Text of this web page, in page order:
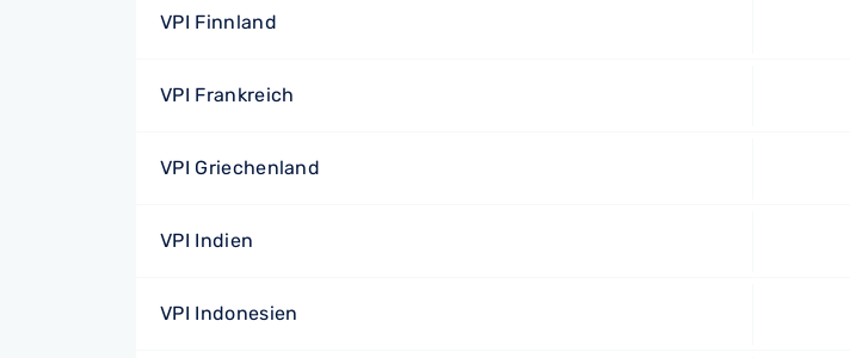
VPI Finnland
VPI Frankreich
VPI Griechenland
VPI Indien
VPI Indonesien